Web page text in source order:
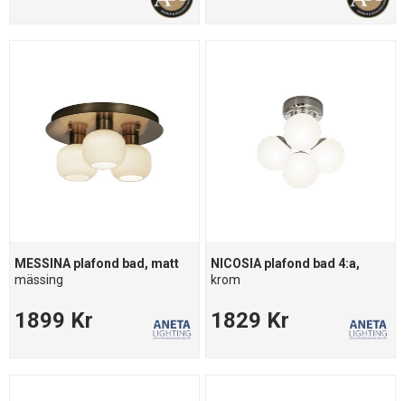
MESSINA plafond bad, matt
mässing
1899 Kr
NICOSIA plafond bad 4:a,
krom
1829 Kr